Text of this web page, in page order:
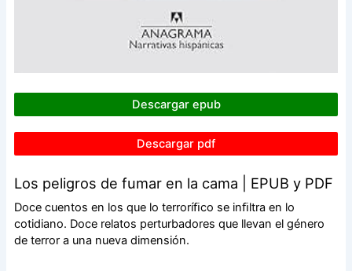
Descargar epub
Descargar pdf
Los peligros de fumar en la cama | EPUB y PDF
Doce cuentos en los que lo terroríﬁco se inﬁltra en lo
cotidiano. Doce relatos perturbadores que llevan el género
de terror a una nueva dimensión.